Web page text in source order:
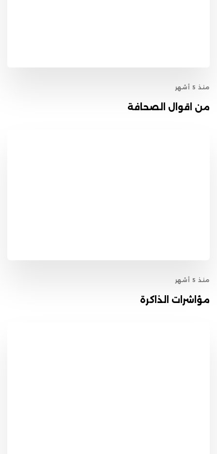
منذ 5 أشهر
من اقوال الصحافة
منذ 5 أشهر
مؤاشرات الذاكرة